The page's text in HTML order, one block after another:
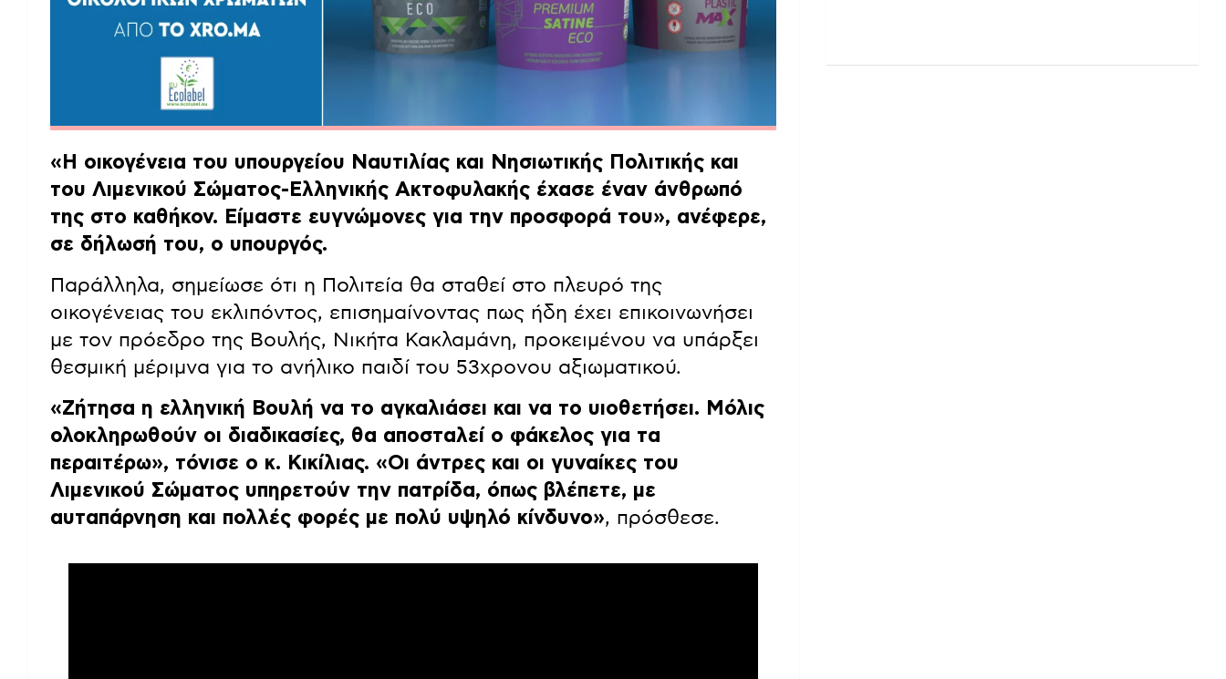
«Η οικογένεια του υπουργείου Ναυτιλίας και Νησιωτικής Πολιτικής και
του Λιμενικού Σώματος-Ελληνικής Ακτοφυλακής έχασε έναν άνθρωπό
της στο καθήκον. Είμαστε ευγνώμονες για την προσφορά του», ανέφερε,
σε δήλωσή του, ο υπουργός.
Παράλληλα, σημείωσε ότι η Πολιτεία θα σταθεί στο πλευρό της
οικογένειας του εκλιπόντος, επισημαίνοντας πως ήδη έχει επικοινωνήσει
με τον πρόεδρο της Βουλής, Νικήτα Κακλαμάνη, προκειμένου να υπάρξει
θεσμική μέριμνα για το ανήλικο παιδί του 53χρονου αξιωματικού.
«Ζήτησα η ελληνική Βουλή να το αγκαλιάσει και να το υιοθετήσει. Μόλις
ολοκληρωθούν οι διαδικασίες, θα αποσταλεί ο φάκελος για τα
περαιτέρω», τόνισε ο κ. Κικίλιας. «Οι άντρες και οι γυναίκες του
Λιμενικού Σώματος υπηρετούν την πατρίδα, όπως βλέπετε, με
αυταπάρνηση και πολλές φορές με πολύ υψηλό κίνδυνο», πρόσθεσε.